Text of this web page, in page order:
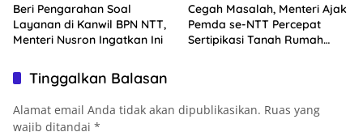
Beri Pengarahan Soal
Layanan di Kanwil BPN NTT,
Menteri Nusron Ingatkan Ini
Cegah Masalah, Menteri Ajak
Pemda se-NTT Percepat
Sertipikasi Tanah Rumah
Tinggalkan Balasan
Alamat email Anda tidak akan dipublikasikan. Ruas yang
wajib ditandai *